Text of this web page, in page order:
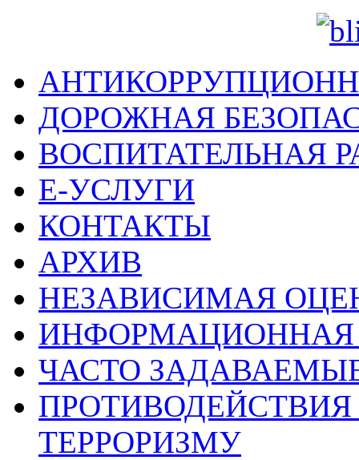
ДОРОЖНАЯ
ВОСПИТАТЕЛЬНАЯ
Е-УСЛУГИ
КОНТАКТЫ
АРХИВ
НЕЗАВИСИМАЯ
ИНФОРМАЦИОННАЯ
ЧАСТО
ТЕРРОРИЗМУ